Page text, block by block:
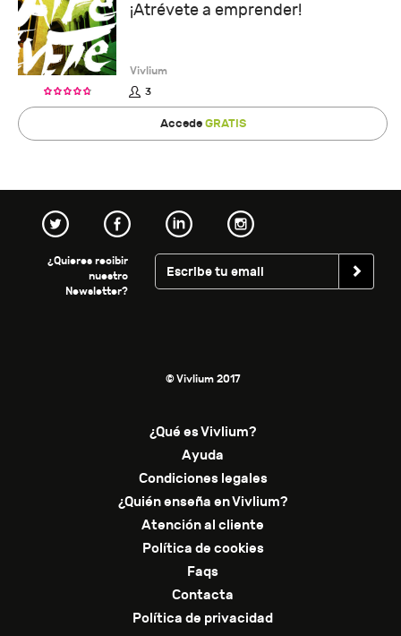
¡Atrévete a emprender!
Vivlium
3
AccedeGRATIS
¿Quieres recibir
nuestro
Newsletter?
© Vivlium 2017
¿Qué es Vivlium?
Ayuda
Condiciones legales
¿Quién enseña en Vivlium?
Atención al cliente
Política de cookies
Faqs
Contacta
Política de privacidad